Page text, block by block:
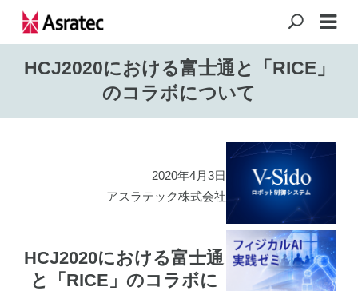
HCJ2020における富士通と「RICE」
のコラボについて
2020年4月3日
アスラテック株式会社
HCJ2020における富士通
と「RICE」のコラボに